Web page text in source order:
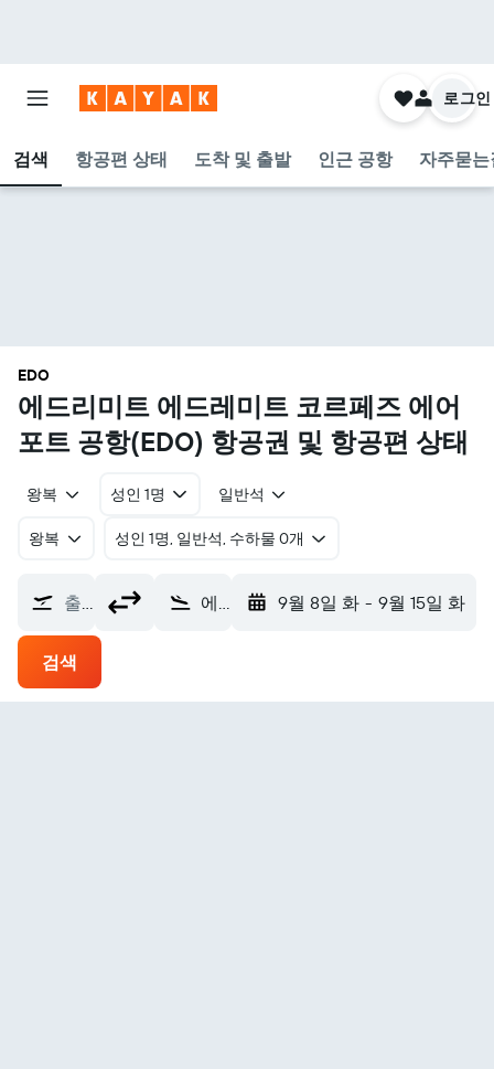
검색 항공편 상태 도착 및 출발 인근 공항 자주묻
로그인
EDO
에드리미트 에드레미트 코르페즈 에어
포트 공항(EDO) 항공권 및 항공편 상태
왕복 성인 1명 일반석
왕복 ​성인 1명, 일반석, 수하물 0개
출발지 에드리미트 에드레미트 코르페즈 에어포트 (EDO) 9월 8일 화 - 9월 15일 화
검색